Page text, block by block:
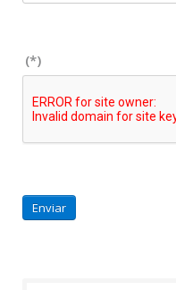
(*)
Enviar